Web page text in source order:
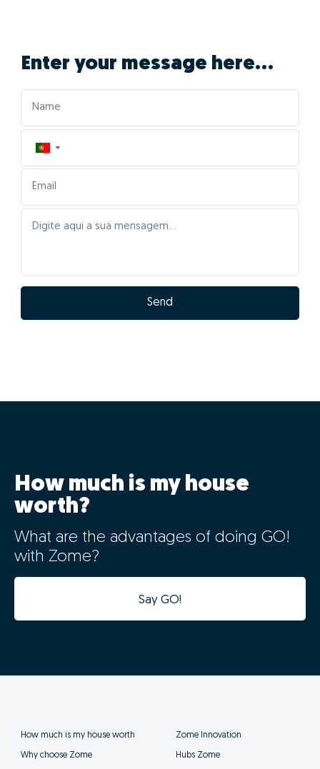
Enter your message here...
▼
Send
How much is my house
worth?
What are the advantages of doing GO!
with Zome?
Say GO!
How much is my house worth
Why choose Zome
Zome Innovation
Hubs Zome